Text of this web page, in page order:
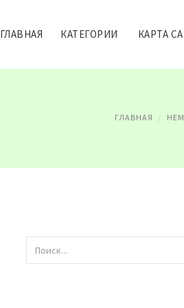
ГЛАВНАЯ КАТЕГОРИИ КАРТА
ГЛАВНАЯ